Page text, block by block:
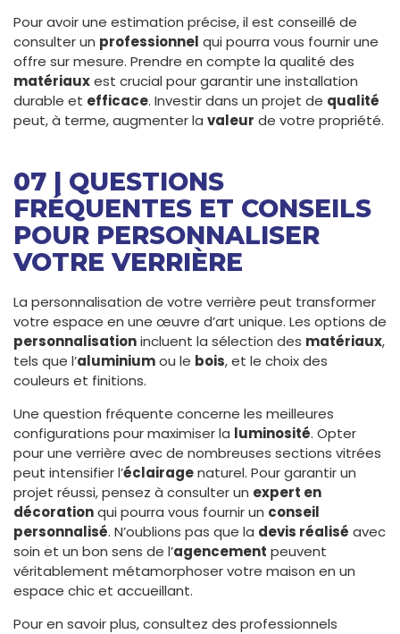
Pour avoir une estimation précise, il est conseillé de
consulter un professionnel qui pourra vous fournir une
offre sur mesure. Prendre en compte la qualité des
matériauxest crucial pour garantir une installation
durable et efficace. Investir dans un projet de qualité
peut, à terme, augmenter la valeur de votre propriété.
07 | QUESTIONS
FRÉQUENTES ET CONSEILS
POUR PERSONNALISER
VOTRE VERRIÈRE
La personnalisation de votre verrière peut transformer
votre espace en une œuvre d’art unique. Les options de
personnalisationincluent la sélection des matériaux,
tels que l’aluminiumou le bois, et le choix des
couleurs et finitions.
Une question fréquente concerne les meilleures
configurations pour maximiser la luminosité. Opter
pour une verrière avec de nombreuses sections vitrées
peut intensifier l’éclairagenaturel. Pour garantir un
projet réussi, pensez à consulter un expert en
décorationqui pourra vous fournir un conseil
personnalisé. N’oublions pas que la devis réalisé avec
soin et un bon sens de l’agencement peuvent
véritablement métamorphoser votre maison en un
espace chic et accueillant.
Pour en savoir plus, consultez des professionnels